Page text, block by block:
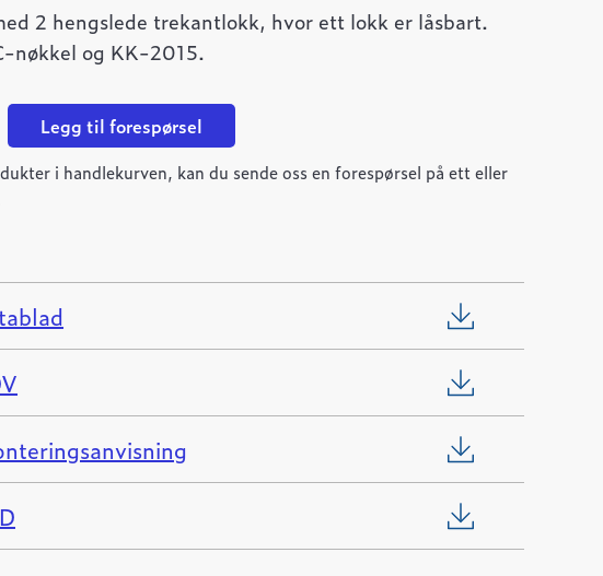
2 hengslede trekantlokk, hvor ett lokk er låsbart.
nøkkel og KK-2015.
Legg til forespørsel
i handlekurven, kan du sende oss en forespørsel på ett eller